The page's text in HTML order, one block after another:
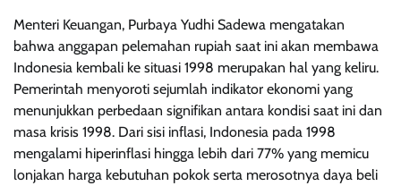
Menteri Keuangan, Purbaya Yudhi Sadewa mengatakan
bahwa anggapan pelemahan rupiah saat ini akan membawa
Indonesia kembali ke situasi 1998 merupakan hal yang keliru.
Pemerintah menyoroti sejumlah indikator ekonomi yang
menunjukkan perbedaan signifikan antara kondisi saat ini dan
masa krisis 1998. Dari sisi inflasi, Indonesia pada 1998
mengalami hiperinflasi hingga lebih dari 77% yang memicu
lonjakan harga kebutuhan pokok serta merosotnya daya beli